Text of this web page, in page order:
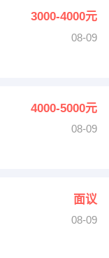
3000-4000元
08-09
4000-5000元
08-09
面议
08-09